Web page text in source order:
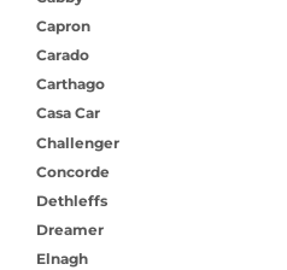
Capron
Carado
Carthago
Casa Car
Challenger
Concorde
Dethleffs
Dreamer
Elnagh